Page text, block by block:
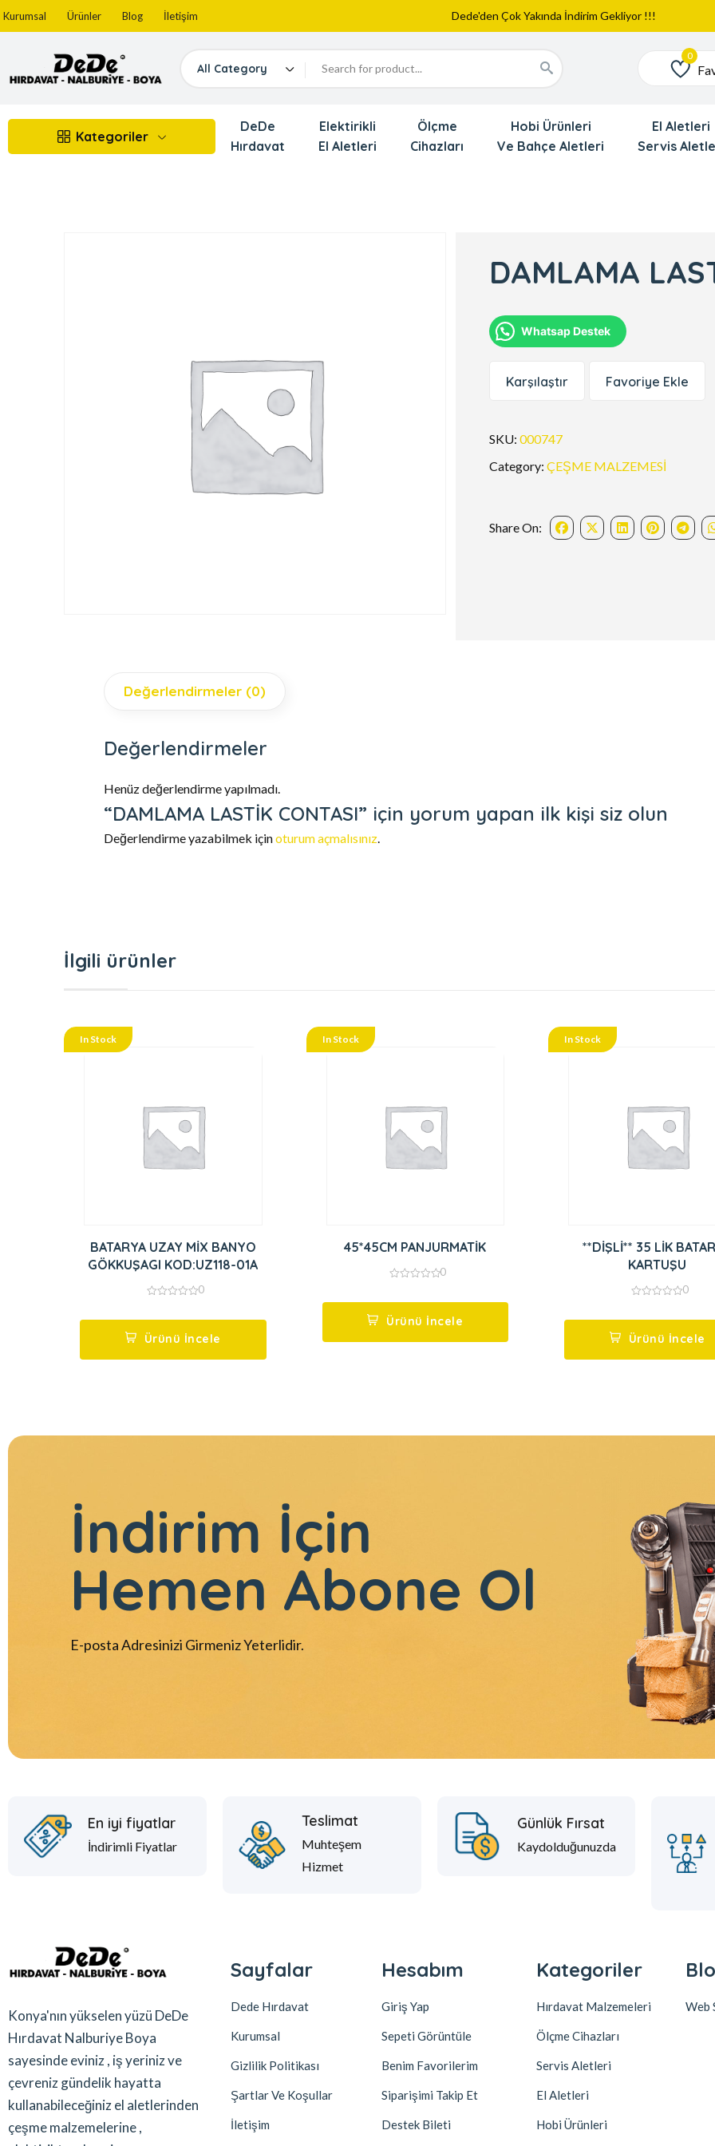
Kurumsal Ürünler Blog İletişim
Web Sitemiz Yayında
Yeni Eklenen Ürünlerimizi İnceledinizmi ?
All Category Favoriler
Kategoriler
DeDe
Hırdavat
Elektirikli
El Aletleri
Ölçme
Cihazları
Hobi Ürünleri
Ve Bahçe Aletleri
El Aletleri
Servis
DAMLAMA
Whatsap Destek
Karşılaştır Favoriye Ekle
SKU:000747
Category:ÇEŞME MALZEMESİ
Share On:
Değerlendirmeler (0)
Değerlendirmeler
Henüz değerlendirme yapılmadı.
“DAMLAMA LASTİK CONTASI” için yorum yapan ilk kişi siz olun
Değerlendirme yazabilmek içinoturum açmalısınız.
İlgili ürünler
In Stock
BATARYA UZAY MİX BANYO
GÖKKUŞAGI KOD:UZ118-01A
5
0
Ürünü İncele
In Stock
45*45CM PANJURMATİK
5
0
Ürünü İncele
In Stock
**DİŞLİ** 35 LİK
KARTUŞU
5
0
Ürünü İncele
İndirim İçin
Hemen Abone Ol
E-posta Adresinizi Girmeniz Yeterlidir.
En iyi fiyatlar
İndirimli Fiyatlar
Teslimat
Muhteşem
Hizmet
Günlük Fırsat
Kaydolduğunuzda
Konya'nın yükselen yüzü DeDe
Hırdavat Nalburiye Boya
sayesinde eviniz , iş yeriniz ve
çevreniz gündelik hayatta
kullanabileceğiniz el aletlerinden
çeşme malzemelerine ,
Sayfalar
Dede Hırdavat
Kurumsal
Gizlilik Politikası
Şartlar Ve Koşullar
İletişim
Hesabım
Giriş Yap
Sepeti Görüntüle
Benim Favorilerim
Siparişimi Takip Et
Destek Bileti
Kategoriler
Hırdavat Malzemeleri
Ölçme Cihazları
Servis Aletleri
El Aletleri
Hobi Ürünleri
Web